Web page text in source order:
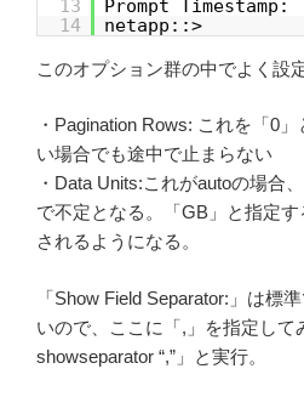
13
Prompt Timestamp:
14
netapp::>
このオプション群の中でよく設
・Pagination Rows: これを「0
い場合でも途中で止まらない
・Data Units:これがautoの場合
で不定となる。「GB」と指定
されるようになる。
「Show Field Separator:」は標
いので、ここに「,」を指定して
showseparator “,”」と実行。